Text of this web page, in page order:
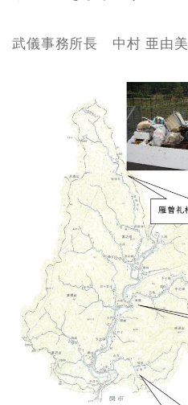
武儀事務所長 中村 亜由美